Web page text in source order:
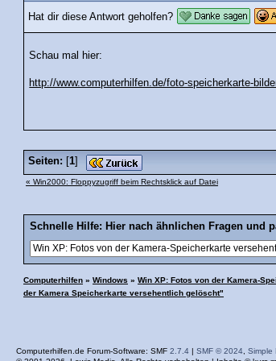
Hat dir diese Antwort geholfen?
Schau mal hier:
http://www.computerhilfen.de/foto-speicherkarte-
Seiten: [1]
« Win2000: Floppyzugriff beim Rechtsklick auf Datei
Schnelle Hilfe: Hier nach ähnlichen Fragen und
Computerhilfen » Windows » Win XP: Fotos von der Kamera-
der Kamera Speicherkarte versehentlich gelöscht"
Computerhilfen.de Forum-Software: SMF 2.7.4 | SMF © 2024 Simple